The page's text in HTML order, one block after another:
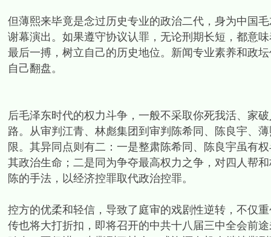
但薄熙来毕竟是念过历史专业的政治二代，身为中国
谢幕演出。如果遵守协议认罪，无论刑期长短，都意
最后一搏，树立自己的历史地位。新闻专业素养和政
自己翻盘。
后毛泽东时代的权力斗争，一般不采取你死我活、家
路。从审判江青、林彪集团到审判陈希同、陈良宇、
限。其异同点则有二：一是整肃陈希同、陈良宇虽有
其政治生命；二是同为争夺最高权力之争，对四人帮
陈的手法，以经济控罪取代政治控罪。
控方的优柔和轻信，导致了庭审的戏剧性逆转，不仅
传也将大打折扣，即将召开的中共十八届三中全会前